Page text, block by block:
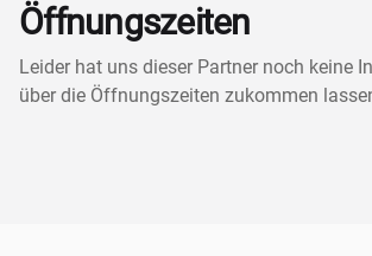
Öffnungszeiten
Leider hat uns dieser Partner noch keine
über die Öffnungszeiten zukommen